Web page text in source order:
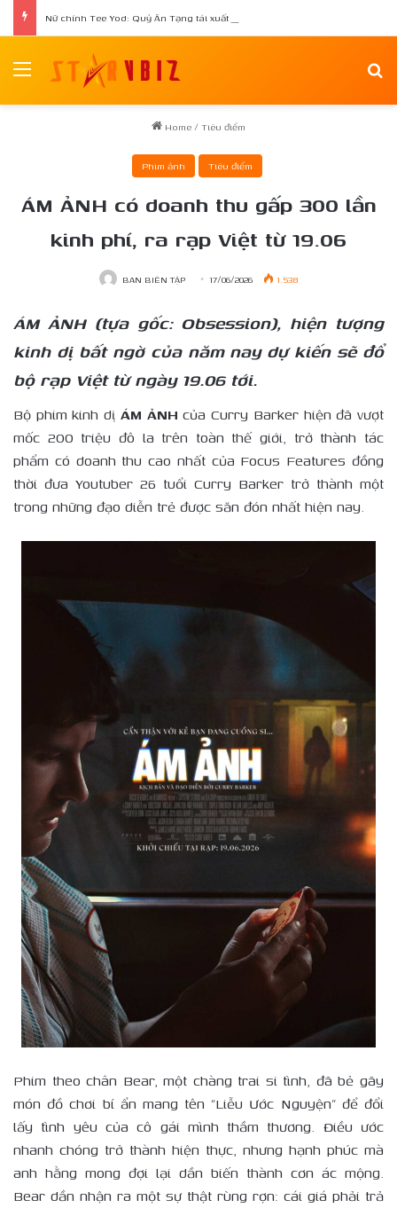
Menu
Home/ Tiêu điểm
Phim ảnh Tiêu điểm
ÁM ẢNH có doanh thu gấp 300 lần
kinh phí, ra rạp Việt từ 19.06
BAN BIÊN TẬP 17/06/2026 1.538
ÁM ẢNH(tựa gốc: Obsession), hiện tượng
kinh dị bất ngờ của năm nay dự kiến sẽ đổ
bộ rạp Việt từ ngày 19.06 tới.
Bộ phim kinh dị ÁM ẢNH của Curry Barker hiện đã vượt
mốc 200 triệu đô la trên toàn thế giới, trở thành tác
phẩm có doanh thu cao nhất của Focus Features đồng
thời đưa Youtuber 26 tuổi Curry Barker trở thành một
trong những đạo diễn trẻ được săn đón nhất hiện nay.
Phim theo chân Bear, một chàng trai si tình, đã bẻ gãy
món đồ chơi bí ẩn mang tên “Liễu Ước Nguyện” để đổi
lấy tình yêu của cô gái mình thầm thương. Điều ước
nhanh chóng trở thành hiện thực, nhưng hạnh phúc mà
anh hằng mong đợi lại dần biến thành cơn ác mộng.
Bear dần nhận ra một sự thật rùng rợn: cái giá phải trả